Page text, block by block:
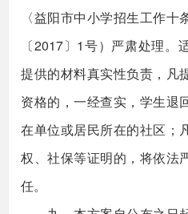
〈益阳市中小学招生工作
〔2017〕1号）严肃处理
提供的材料真实性负责，凡
资格的，一经查实，学生退
在单位或居民所在的社区；
权、社保等证明的，将依法
任。